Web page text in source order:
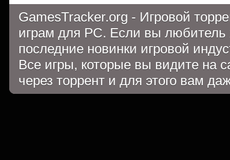
GamesTracker.org - Игровой
играм для PC. Если вы
последние новинки игровой
Все игры, которые вы видите на
через торрент и для этого вам